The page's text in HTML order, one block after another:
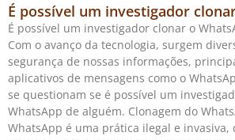
É possível um investigador
É possível um investigador clonar o
Com o avanço da tecnologia, surgem
segurança de nossas informações,
aplicativos de mensagens como o
se questionam se é possível um
WhatsApp de alguém. Clonagem do
WhatsApp é uma prática ilegal e invasiva,